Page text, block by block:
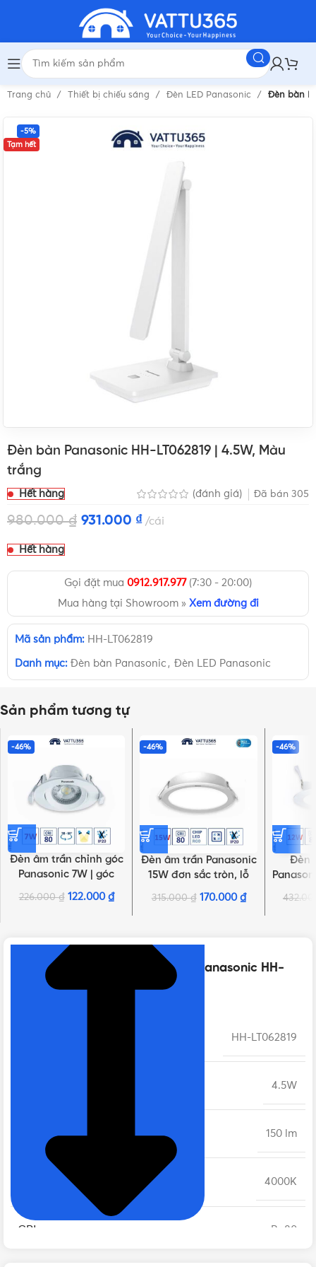
Trang chủ Thiết bị chiếu sáng Đèn LED Panasonic Đèn bàn
-5%
Tạm hết
Đèn bàn Panasonic HH-LT062819 | 4.5W, Màu
trắng
Hết hàng (đánh giá) Đã bán 305
980.000₫ 931.000 ₫ cái
Hết hàng
Gọi đặt mua 0912.917.977(7:30 - 20:00)
Mua hàng tại Showroom » Xem đường đi
Mã sản phẩm: HH-LT062819
Danh mục: Đèn bàn Panasonic , Đèn LED Panasonic
Sản phẩm tương tự
-46%
Đèn âm trần chỉnh góc
Panasonic 7W | góc
chiếu 60°, tròn
226.000₫ 122.000 ₫
-46%
Đèn âm trần Panasonic
15W đơn sắc tròn, lỗ
khoét Ø125mm | DN 2G
Series
315.000₫ 170.000 ₫
-46%
Đèn
Thông số kỹ thuật của Đèn bàn Panasonic HH-
LT062819 | 4.5W, Màu trắng
HH-LT062819
4.5W
QUANG THÔNG 150 lm
NHIỆT ĐỘ MÀU 4000K
CRI Ra80
NHẤN ĐỂ XEM TIẾP (THU GỌN)